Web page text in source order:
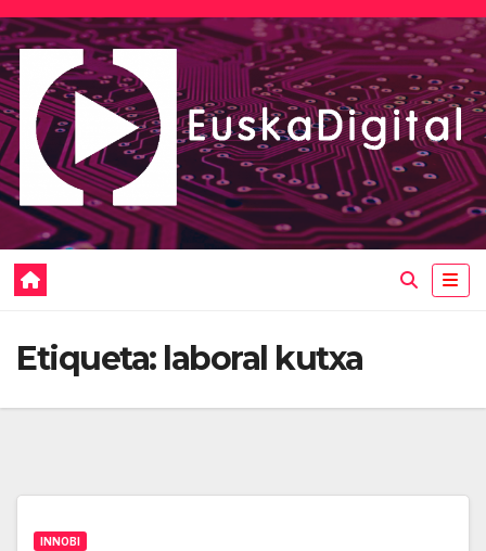
Saltar
al
contenido
Etiqueta: laboral kutxa
INNOBI